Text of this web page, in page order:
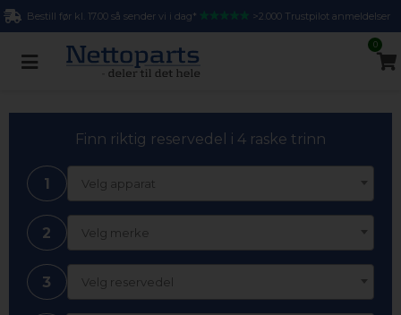
Bestill før kl. 17.00 så sender vi i dag* >2.000 Trustpilot anmeldelser
0
Finn riktig reservedel i 4 raske trinn
1 Velg apparat
2 Velg merke
3 Velg reservedel